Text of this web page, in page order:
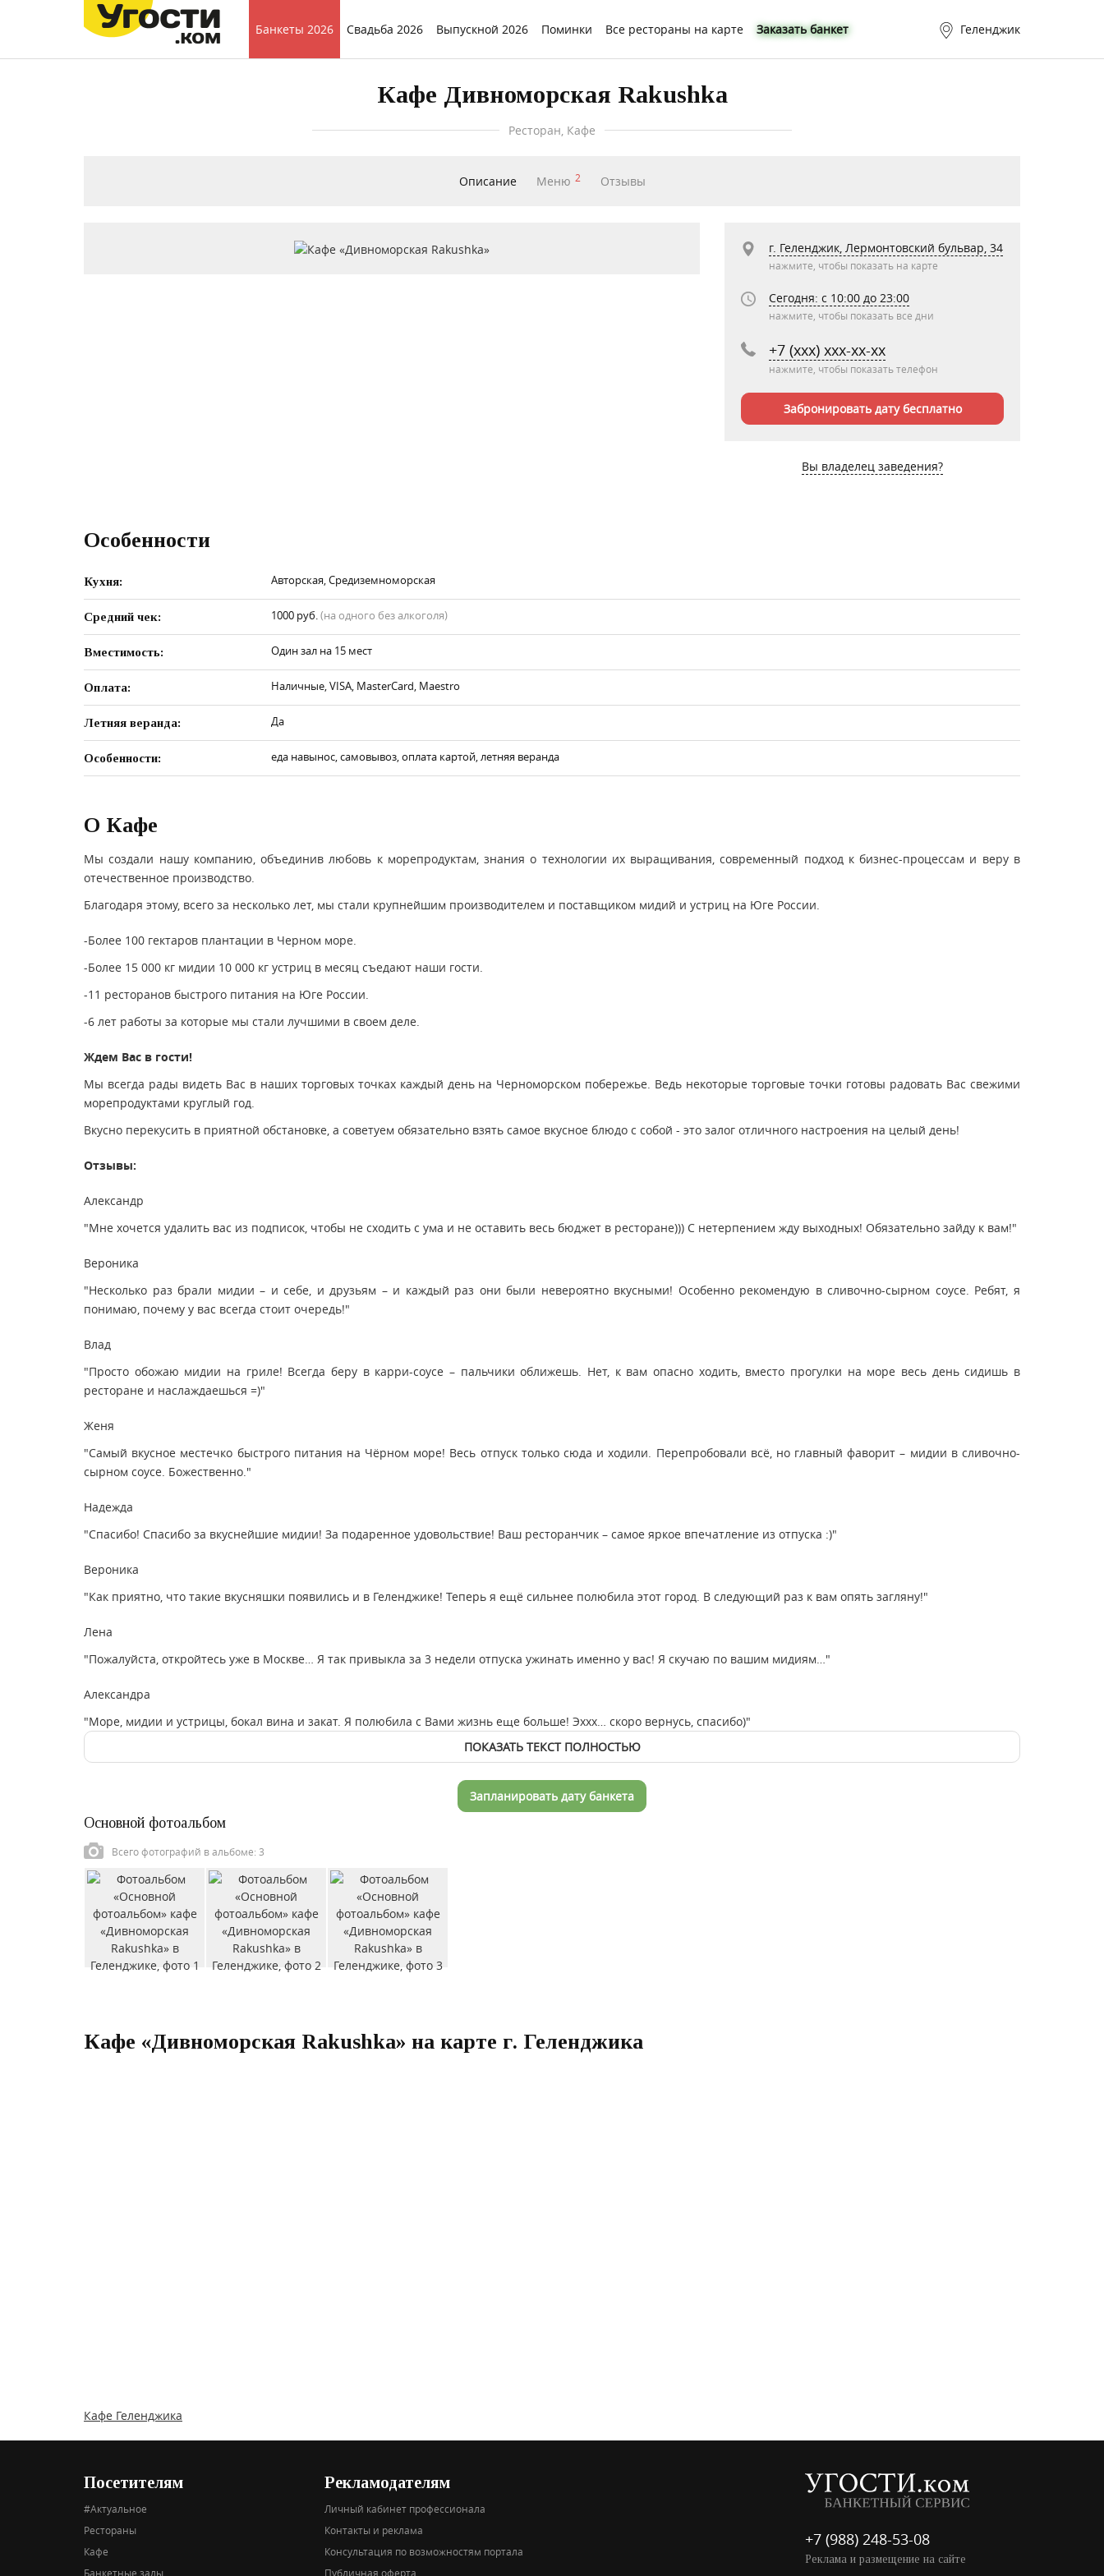
Банкеты 2026 Свадьба 2026 Выпускной 2026 Поминки Все рестораны на карте Заказать банкет Геленджик
Кафе Дивноморская Rakushka
Ресторан, Кафе
Описание Меню 2 Отзывы
г. Геленджик, Лермонтовский бульвар, 34
нажмите, чтобы показать на карте
Сегодня: c 10:00 до 23:00
нажмите, чтобы показать все дни
+7 (xxx) xxx-xx-xx
нажмите, чтобы показать телефон
Забронировать дату бесплатно
Вы владелец заведения?
Особенности
Кухня: Авторская, Средиземноморская
Средний чек: 1000 руб.(на одного без алкоголя)
Вместимость: Один зал на 15 мест
Оплата: Наличные, VISA, MasterCard, Maestro
Летняя веранда: Да
Особенности: еда навынос, самовывоз, оплата картой, летняя веранда
О Кафе
Мы создали нашу компанию, объединив любовь к морепродуктам, знания о технологии их выращивания, современный подход к бизнес-процессам и веру в
отечественное производство.
Благодаря этому, всего за несколько лет, мы стали крупнейшим производителем и поставщиком мидий и устриц на Юге России.
-Более 100 гектаров плантации в Черном море.
-Более 15 000 кг мидии 10 000 кг устриц в месяц съедают наши гости.
-11 ресторанов быстрого питания на Юге России.
-6 лет работы за которые мы стали лучшими в своем деле.
Ждем Вас в гости!
Мы всегда рады видеть Вас в наших торговых точках каждый день на Черноморском побережье. Ведь некоторые торговые точки готовы радовать Вас свежими
морепродуктами круглый год.
Вкусно перекусить в приятной обстановке, а советуем обязательно взять самое вкусное блюдо с собой - это залог отличного настроения на целый день!
Отзывы:
Александр
"Мне хочется удалить вас из подписок, чтобы не сходить с ума и не оставить весь бюджет в ресторане))) С нетерпением жду выходных! Обязательно зайду к вам!"
Вероника
"Несколько раз брали мидии – и себе, и друзьям – и каждый раз они были невероятно вкусными! Особенно рекомендую в сливочно-сырном соусе. Ребят, я
понимаю, почему у вас всегда стоит очередь!"
Влад
"Просто обожаю мидии на гриле! Всегда беру в карри-соусе – пальчики оближешь. Нет, к вам опасно ходить, вместо прогулки на море весь день сидишь в
ресторане и наслаждаешься =)"
Женя
"Самый вкусное местечко быстрого питания на Чёрном море! Весь отпуск только сюда и ходили. Перепробовали всё, но главный фаворит – мидии в сливочно-
сырном соусе. Божественно."
Надежда
"Спасибо! Спасибо за вкуснейшие мидии! За подаренное удовольствие! Ваш ресторанчик – самое яркое впечатление из отпуска :)"
Вероника
"Как приятно, что такие вкусняшки появились и в Геленджике! Теперь я ещё сильнее полюбила этот город. В следующий раз к вам опять загляну!"
Лена
"Пожалуйста, откройтесь уже в Москве… Я так привыкла за 3 недели отпуска ужинать именно у вас! Я скучаю по вашим мидиям…"
Александра
"Море, мидии и устрицы, бокал вина и закат. Я полюбила с Вами жизнь еще больше! Эххх… скоро вернусь, спасибо)"
ПОКАЗАТЬ ТЕКСТ ПОЛНОСТЬЮ
Запланировать дату банкета
Основной фотоальбом
Всего фотографий в альбоме: 3
Кафе «Дивноморская Rakushka» на карте г. Геленджика
Кафе Геленджика
Посетителям
#Актуальное
Рестораны
Кафе
Банкетные залы
Рекламодателям
Личный кабинет профессионала
Контакты и реклама
Консультация по возможностям портала
Публичная оферта
+7 (988) 248-53-08
Реклама и размещение на сайте